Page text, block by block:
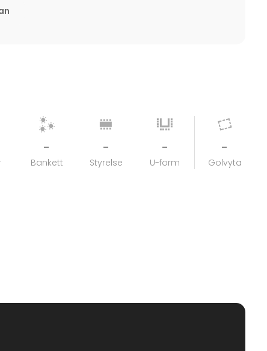
-
Bankett
-
Styrelse
-
U-form
-
Golvyta